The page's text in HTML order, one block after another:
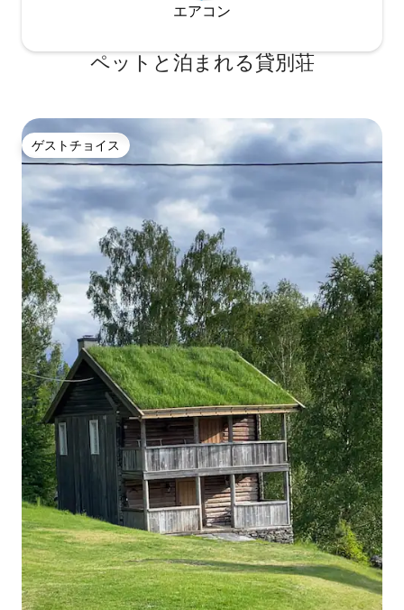
エアコン
ペットと泊まれる貸別荘
ゲストチョイス
ゲストチョイス